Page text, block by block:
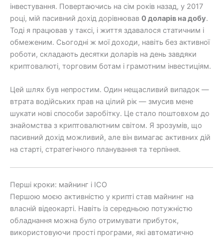
інвестування. Повертаючись на сім років назад, у 2017
році, мій пасивний дохід дорівнював 0 доларів на добу.
Тоді я працював у таксі, і життя здавалося статичним і
обмеженим. Сьогодні ж мої доходи, навіть без активної
роботи, складають десятки доларів на день завдяки
криптовалюті, торговим ботам і грамотним інвестиціям.
Цей шлях був непростим. Один нещасливий випадок —
втрата водійських прав на цілий рік — змусив мене
шукати нові способи заробітку. Це стало поштовхом до
знайомства з криптовалютним світом. Я зрозумів, що
пасивний дохід можливий, але він вимагає активних дій
на старті, стратегічного планування та терпіння.
Перші кроки: майнинг і ICO
Першою моєю активністю у крипті став майнинг на
власній відеокарті. Навіть із середньою потужністю
обладнання можна було отримувати прибуток,
використовуючи прості програми, які автоматично